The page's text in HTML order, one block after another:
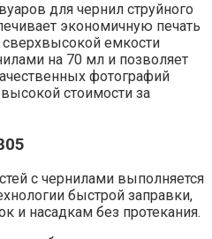
для чернил струйного
экономичную печать
емкости
на 70 мл и позволяет
фотографий
стоимости за
с чернилами выполняется
быстрой заправки,
и насадкам без протекания.